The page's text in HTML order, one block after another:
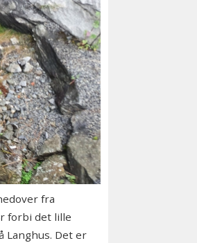
fra
forbi det lille
Langhus. Det er